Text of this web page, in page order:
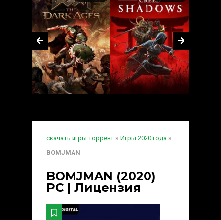
скачать игры торрент » Игры 2020 года »
BOMJMAN
BOMJMAN (2020)
PC | Лицензия